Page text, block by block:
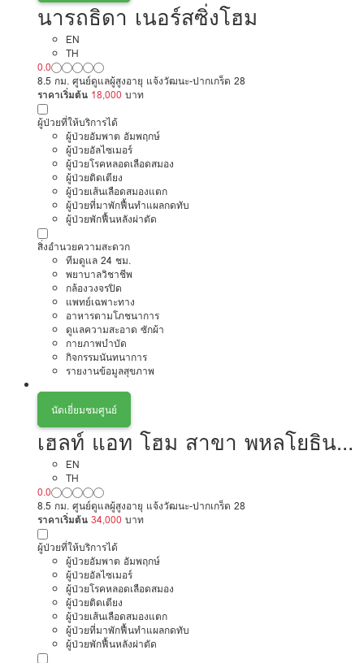
นารถธิดา เนอร์สซิ่งโฮม
EN
TH
0.0
8.5 กม. ศูนย์ดูแลผู้สูงอายุ แจ้งวัฒนะ-ปากเกร็ด 28
ราคาเริ่มต้น 18,000 บาท
ผู้ป่วยที่ให้บริการได้
ผู้ป่วยอัมพาต อัมพฤกษ์
ผู้ป่วยอัลไซเมอร์
ผู้ป่วยโรคหลอดเลือดสมอง
ผู้ป่วยติดเตียง
ผู้ป่วยเส้นเลือดสมองแตก
ผู้ป่วยที่มาพักฟื้นทำแผลกดทับ
ผู้ป่วยพักฟื้นหลังผ่าตัด
สิ่งอำนวยความสะดวก
ทีมดูแล 24 ชม.
พยาบาลวิชาชีพ
กล้องวงจรปิด
แพทย์เฉพาะทาง
อาหารตามโภชนาการ
ดูแลความสะอาด ซักผ้า
กายภาพบำบัด
กิจกรรมนันทนาการ
รายงานข้อมูลสุขภาพ
นัดเยี่ยมชมศูนย์
เฮลท์ แอท โฮม สาขา พหลโยธิน -
สะพานใหม่
EN
TH
0.0
8.5 กม. ศูนย์ดูแลผู้สูงอายุ แจ้งวัฒนะ-ปากเกร็ด 28
ราคาเริ่มต้น 34,000 บาท
ผู้ป่วยที่ให้บริการได้
ผู้ป่วยอัมพาต อัมพฤกษ์
ผู้ป่วยอัลไซเมอร์
ผู้ป่วยโรคหลอดเลือดสมอง
ผู้ป่วยติดเตียง
ผู้ป่วยเส้นเลือดสมองแตก
ผู้ป่วยที่มาพักฟื้นทำแผลกดทับ
ผู้ป่วยพักฟื้นหลังผ่าตัด